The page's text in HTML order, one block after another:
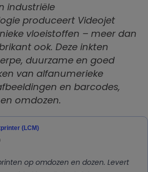
industriële
produceert Videojet
vloeistoffen – meer dan
ook. Deze inkten
duurzame en goed
van alfanumerieke
en barcodes,
omdozen.
(LCM)
op omdozen en dozen. Levert